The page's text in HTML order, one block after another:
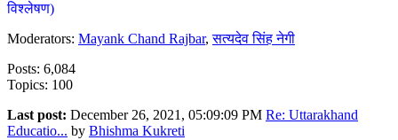
विश्लेषण)
Moderators: Mayank Chand Rajbar,सत्यदेव सिंह नेगी
Posts: 6,084
Topics: 100
Last post: December 26, 2021, 05:09:09 PM Re: Uttarakhand
Educatio... by Bhishma Kukreti